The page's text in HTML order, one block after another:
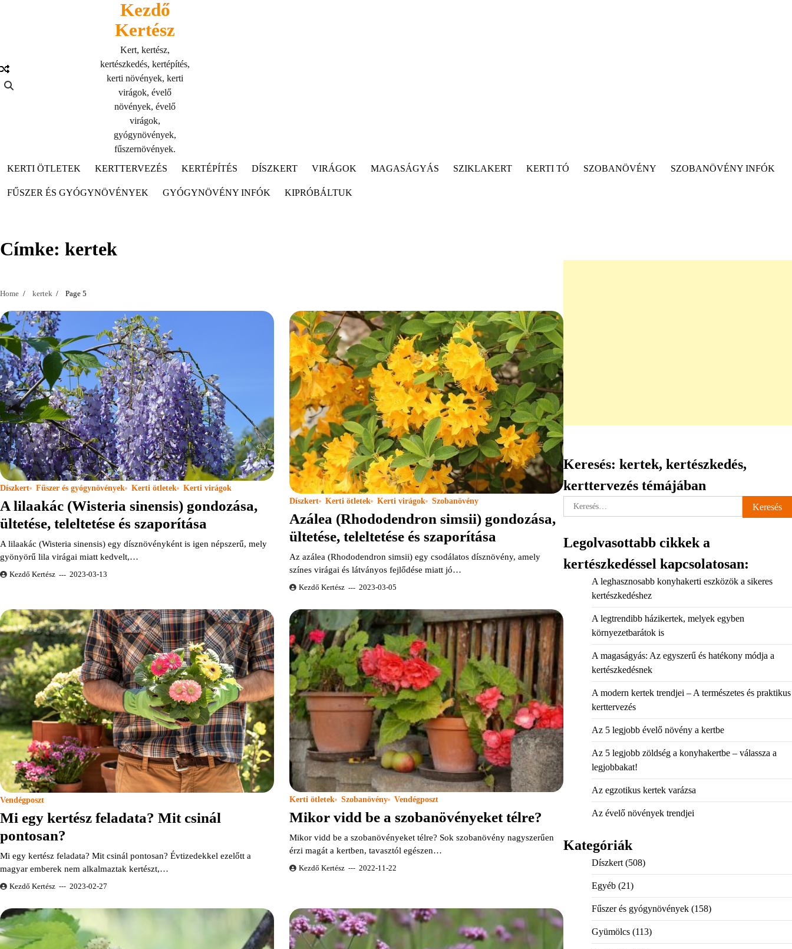
Kezdő
Kertész
Kert, kertész,
kertészkedés, kertépítés,
kerti növények, kerti
virágok, évelő
növények, évelő
virágok,
gyógynövények,
fűszernövények.
KERTI ÖTLETEK
KERTTERVEZÉS KERTÉPÍTÉS DÍSZKERT VIRÁGOK MAGASÁGYÁS SZIKLAKERT KERTI TÓ SZOBANÖVÉNY SZOBANÖVÉNY INFÓK
FŰSZER ÉS GYÓGYNÖVÉNYEK GYÓGYNÖVÉNY INFÓK KIPRÓBÁLTUK
Címke: kertek
Home kertek Page 5
Díszkert Fűszer és gyógynövények Kerti ötletek Kerti virágok
A lilaakác (Wisteria sinensis) gondozása,
ültetése, teleltetése és szaporítása
A lilaakác (Wisteria sinensis) egy dísznövényként is igen népszerű, mely
gyönyörű lila virágai miatt kedvelt,…
Kezdő Kertész 2023-03-13
Díszkert Kerti ötletek Kerti virágok Szobanövény
Azálea (Rhododendron simsii) gondozása,
ültetése, teleltetése és szaporítása
Az azálea (Rhododendron simsii) egy csodálatos dísznövény, amely
színes virágai és látványos fejlődése miatt jó…
Kezdő Kertész 2023-03-05
Vendégposzt
Mi egy kertész feladata? Mit csinál
pontosan?
Mi egy kertész feladata? Mit csinál pontosan? Évtizedekkel ezelőtt a
magyar emberek nem alkalmaztak kertészt,…
Kezdő Kertész 2023-02-27
Kerti ötletek Szobanövény Vendégposzt
Mikor vidd be a szobanövényeket télre?
Mikor vidd be a szobanövényeket télre? Sok szobanövény nagyszerűen
érzi magát a kertben, tavasztól egészen…
Kezdő Kertész 2022-11-22
Keresés: kertek, kertészkedés,
kerttervezés témájában
Keresés:
Legolvasottabb cikkek a
kertészkedéssel kapcsolatosan:
A leghasznosabb konyhakerti eszközök a sikeres
kertészkedéshez
A legtrendibb házikertek, melyek egyben
környezetbarátok is
A magaságyás: Az egyszerű és hatékony módja a
kertészkedésnek
A modern kertek trendjei – A természetes és praktikus
kerttervezés
Az 5 legjobb évelő növény a kertbe
Az 5 legjobb zöldség a konyhakertbe – válassza a
legjobbakat!
Az egzotikus kertek varázsa
Az évelő növények trendjei
Kategóriák
Díszkert(508)
Egyéb(21)
Fűszer és gyógynövények(158)
Gyümölcs(113)